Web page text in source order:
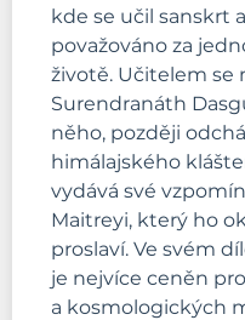
kde se učil sanskrt
považováno za
životě. Učitelem se
Surendranáth
něho, později
himálajského
vydává své
Maitreyi, který ho
proslaví. Ve svém
je nejvíce ceněn
a kosmologických